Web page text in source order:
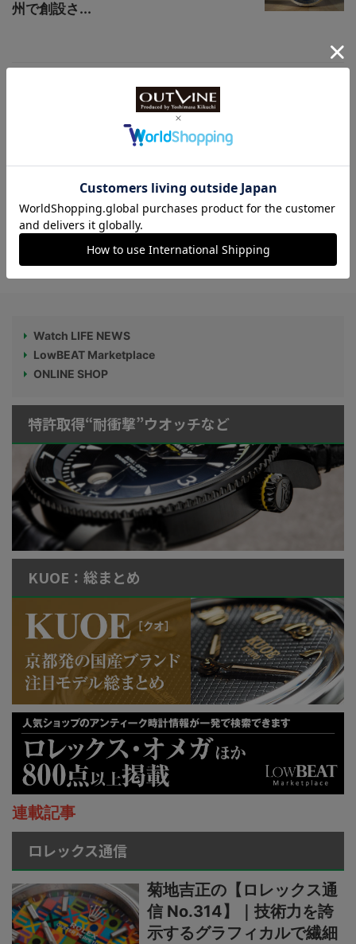
州で創設さ...
【大人なミリタリーテイストがカッコイ
イ】“NAVAL WATCH produced by LOWE
RCASE”の“アーバンリサーチ”別注モデル
第2弾が登場！
【写真】ポルシェ・デザインの傑作3モデ
ルの写真をチェック！
Watch LIFE NEWS
LowBEAT Marketplace
ONLINE SHOP
特許取得“耐衝撃”ウオッチなど
KUOE：総まとめ
連載記事
ロレックス通信
菊地吉正の【ロレックス通
信 No.314】｜技術力を誇
示するグラフィカルで繊細